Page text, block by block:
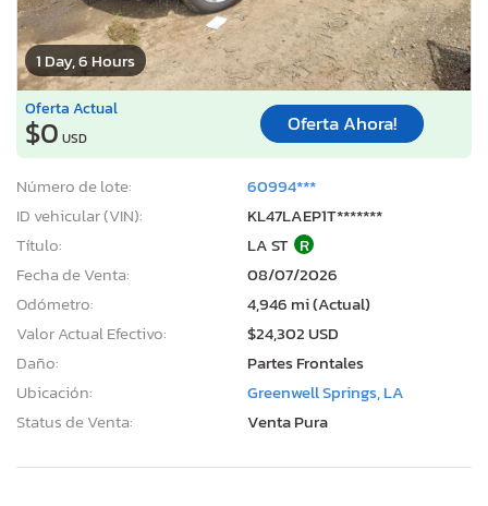
1 Day, 6 Hours
Oferta Actual
$0 USD
Oferta Ahora!
Número de lote:
60994***
ID vehicular (VIN):
KL47LAEP1T*******
Título:
LA ST R
Fecha de Venta:
08/07/2026
Odómetro:
4,946 mi (Actual)
Valor Actual Efectivo:
$24,302 USD
Daño:
Partes Frontales
Ubicación:
Greenwell Springs, LA
Status de Venta:
Venta Pura